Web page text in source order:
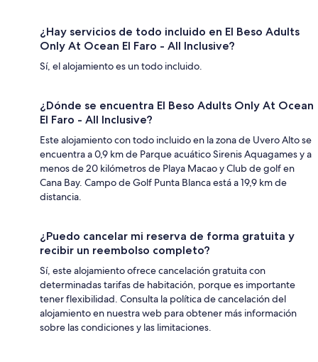
¿Hay servicios de todo incluido en El Beso Adults
Only At Ocean El Faro - All Inclusive?
Sí, el alojamiento es un todo incluido.
¿Dónde se encuentra El Beso Adults Only At Ocean
El Faro - All Inclusive?
Este alojamiento con todo incluido en la zona de Uvero Alto se
encuentra a 0,9 km de Parque acuático Sirenis Aquagames y a
menos de 20 kilómetros de Playa Macao y Club de golf en
Cana Bay. Campo de Golf Punta Blanca está a 19,9 km de
distancia.
¿Puedo cancelar mi reserva de forma gratuita y
recibir un reembolso completo?
Sí, este alojamiento ofrece cancelación gratuita con
determinadas tarifas de habitación, porque es importante
tener flexibilidad. Consulta la política de cancelación del
alojamiento en nuestra web para obtener más información
sobre las condiciones y las limitaciones.